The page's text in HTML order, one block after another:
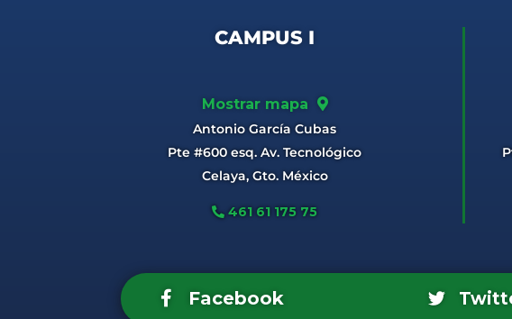
CAMPUS I
Mostrar mapa
Antonio García Cubas
Pte #600 esq. Av. Tecnológico
Celaya, Gto. México
461 61 175 75
Facebook